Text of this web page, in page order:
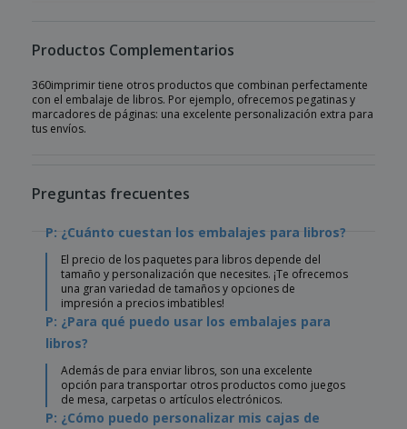
Productos Complementarios
360imprimir tiene otros productos que combinan perfectamente
con el embalaje de libros. Por ejemplo, ofrecemos pegatinas y
marcadores de páginas: una excelente personalización extra para
tus envíos.
Preguntas frecuentes
P: ¿Cuánto cuestan los embalajes para libros?
El precio de los paquetes para libros depende del
tamaño y personalización que necesites. ¡Te ofrecemos
una gran variedad de tamaños y opciones de
impresión a precios imbatibles!
P: ¿Para qué puedo usar los embalajes para
libros?
Además de para enviar libros, son una excelente
opción para transportar otros productos como juegos
de mesa, carpetas o artículos electrónicos.
P: ¿Cómo puedo personalizar mis cajas de